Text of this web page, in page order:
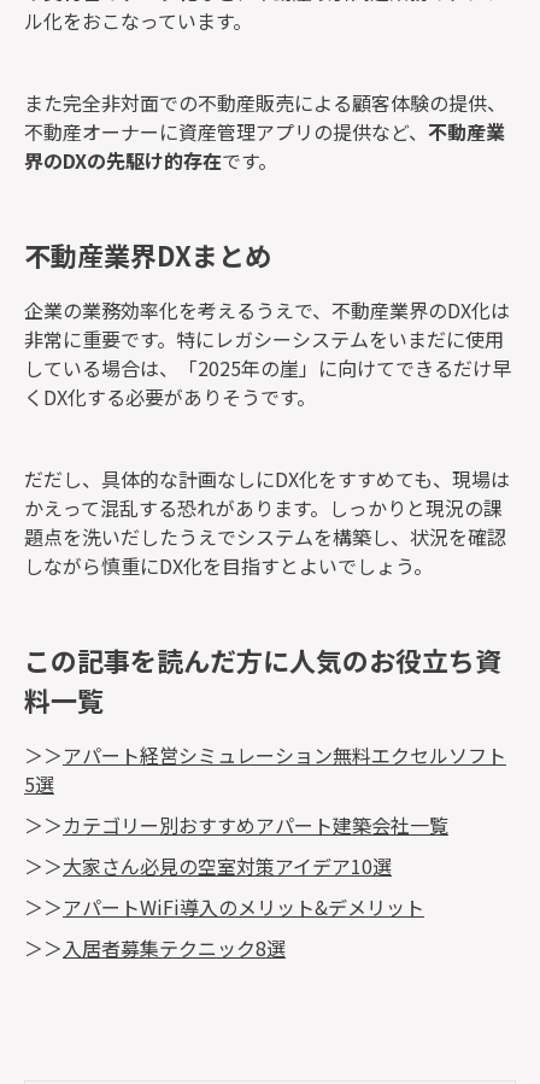
ル化をおこなっています。
また完全非対面での不動産販売による顧客体験の提供、
不動産オーナーに資産管理アプリの提供など、 不動産業
界のDXの先駆け的存在です。
不動産業界DXまとめ
企業の業務効率化を考えるうえで、不動産業界のDX化は
非常に重要です。特にレガシーシステムをいまだに使用
している場合は、「2025年の崖」に向けてできるだけ早
くDX化する必要がありそうです。
だだし、具体的な計画なしにDX化をすすめても、現場は
かえって混乱する恐れがあります。しっかりと現況の課
題点を洗いだしたうえでシステムを構築し、状況を確認
しながら慎重にDX化を目指すとよいでしょう。
この記事を読んだ方に人気のお役立ち資
料一覧
＞＞アパート経営シミュレーション無料エクセルソフト
5選
＞＞カテゴリー別おすすめアパート建築会社一覧
＞＞大家さん必見の空室対策アイデア10選
＞＞アパートWiFi導入のメリット&デメリット
＞＞ 入居者募集テクニック8選